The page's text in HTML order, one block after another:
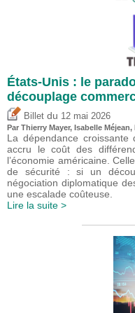
États-Unis : le
découplage
Billet du 12 mai 2026
Par Thierry Mayer, Isabelle Méjean,
La dépendance
accru le coût des
l’économie américaine.
de sécurité : si un
négociation diplomatique
une escalade coûteuse.
Lire la suite >